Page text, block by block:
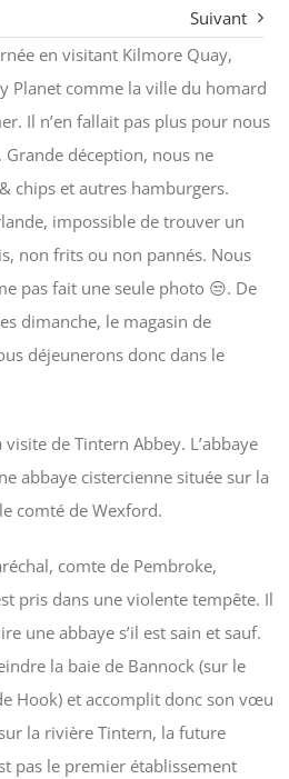
Suivant
en visitant Kilmore Quay,
Planet comme la ville du homard
Il n’en fallait pas plus pour nous
déception, nous ne
chips et autres hamburgers.
impossible de trouver un
non frits ou non pannés. Nous
pas fait une seule photo 😒. De
dimanche, le magasin de
déjeunerons donc dans le
de Tintern Abbey. L’abbaye
abbaye cistercienne située sur la
comté de Wexford.
comte de Pembroke,
pris dans une violente tempête. Il
une abbaye s’il est sain et sauf.
la baie de Bannock (sur le
Hook) et accomplit donc son vœu
la rivière Tintern, la future
pas le premier établissement